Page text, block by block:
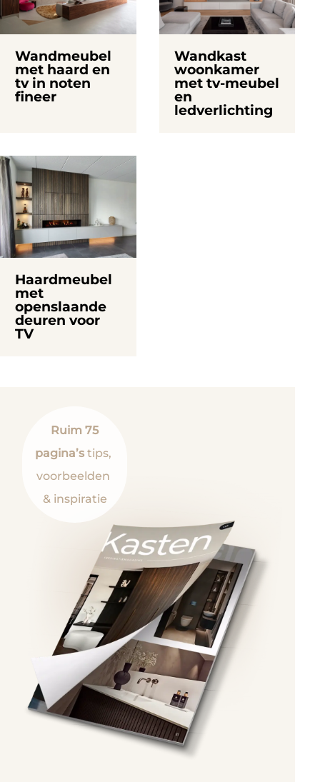
Wandmeubel
met haard en
tv in noten
fineer
Wandkast
woonkamer
met tv-meubel
en
ledverlichting
Haardmeubel
met
openslaande
deuren voor
TV
Ruim 75
pagina’s tips,
voorbeelden
& inspiratie